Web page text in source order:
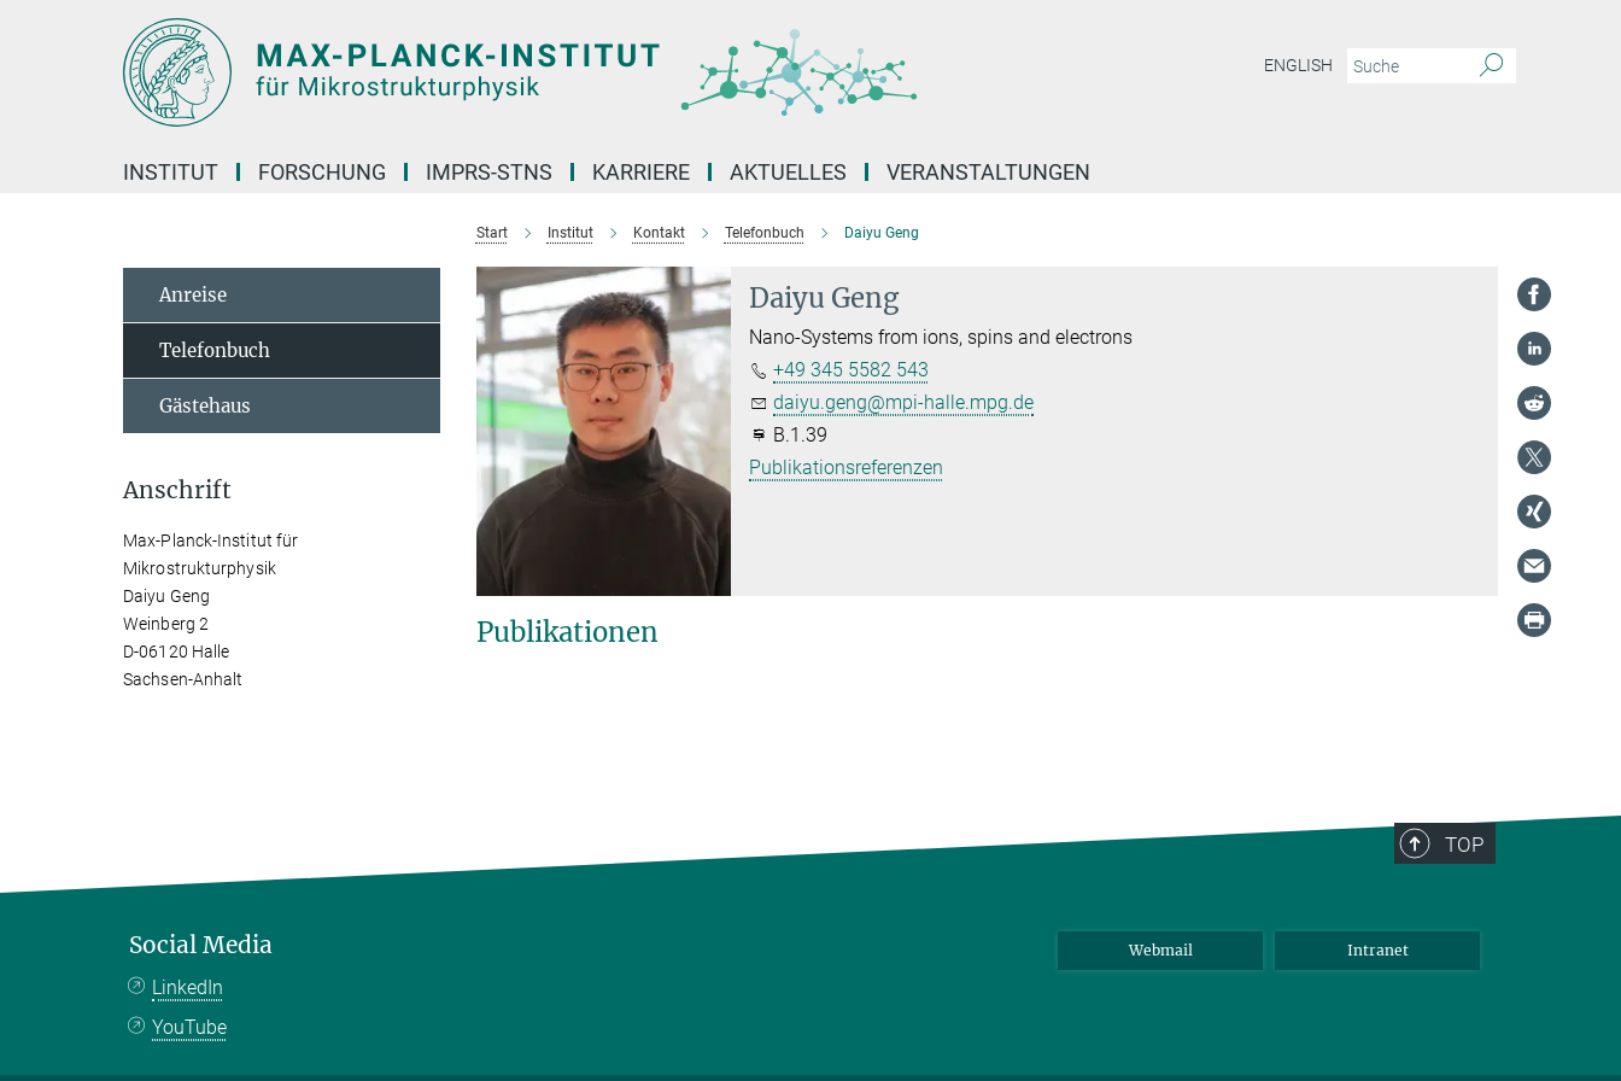
ENGLISH
INSTITUT FORSCHUNG IMPRS-STNS KARRIERE AKTUELLES VERANSTALTUNGEN
Start Institut Kontakt Telefonbuch Daiyu Geng
Daiyu Geng
Nano-Systems from ions, spins and electrons
+49 345 5582 543
daiyu.geng@mpi-halle.mpg.de
B.1.39
Publikationsreferenzen
Publikationen
Anreise
Telefonbuch
Gästehaus
Anschrift
Max-Planck-Institut für
Mikrostrukturphysik
Daiyu Geng
Weinberg 2
D-06120 Halle
Sachsen-Anhalt
TOP
Social Media
LinkedIn
YouTube
Webmail Intranet